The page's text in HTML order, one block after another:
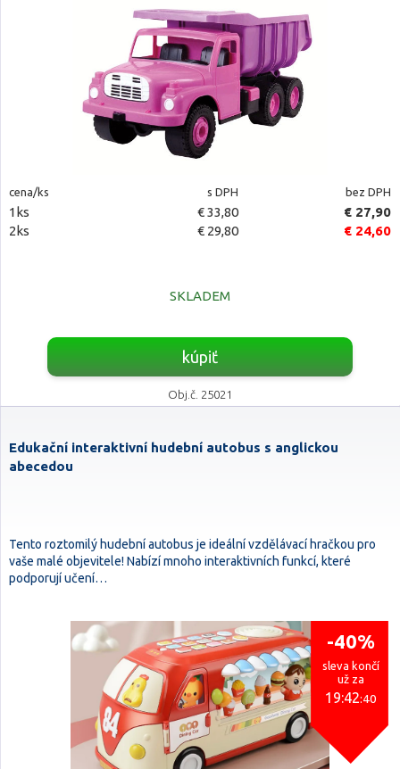
cena/ks s DPH bez DPH
1ks € 33,80
€ 27,90
2ks
€ 29,80 € 24,60
SKLADEM
kúpiť
Obj.č. 25021
Edukační interaktivní hudební autobus s anglickou
abecedou
Tento roztomilý hudební autobus je ideální vzdělávací hračkou pro
vaše malé objevitele! Nabízí mnoho interaktivních funkcí, které
podporují učení…
-40%
sleva končí
už za
19:42:39